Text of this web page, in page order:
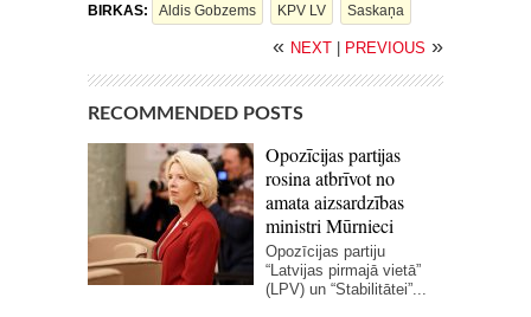
BIRKAS: Aldis Gobzems KPV LV Saskaņa
« NEXT PREVIOUS »
RECOMMENDED POSTS
Opozīcijas partijas
rosina atbrīvot no
amata aizsardzības
ministri Mūrnieci
Opozīcijas partiju
“Latvijas pirmajā vietā”
(LPV) un “Stabilitātei”...